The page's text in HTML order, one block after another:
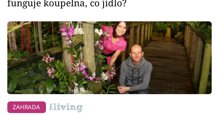
funguje koupelna, co jídlo?
ZAHRADA